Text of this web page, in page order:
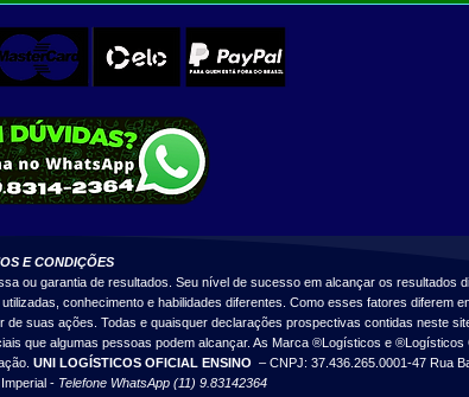
E CONDIÇÕES
ou garantia de resultados. Seu nível de sucesso em alcançar os resultados
conhecimento e habilidades diferentes. Como esses fatores diferem
suas ações. Todas e quaisquer declarações prospectivas contidas neste
que algumas pessoas podem alcançar. As Marca ®Logísticos e ®Logísticos
UNI LOGÍSTICOS OFICIAL ENSINO – CNPJ: 37.436.265.0001-47 Rua
- Telefone WhatsApp (11) 9.83142364